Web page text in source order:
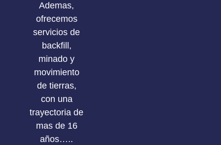
Ademas,
ofrecemos
servicios de
backfill,
minado y
movimiento
de tierras,
con una
trayectoria de
mas de 16
años…..